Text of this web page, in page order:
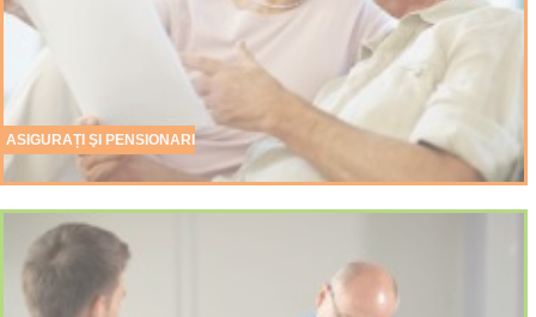
ASIGURAȚI ŞI PENSIONARI